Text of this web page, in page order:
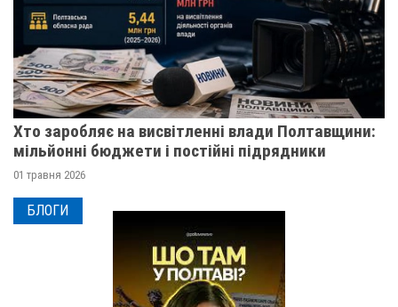
Хто заробляє на висвітленні влади Полтавщини:
мільйонні бюджети і постійні підрядники
01 травня 2026
БЛОГИ